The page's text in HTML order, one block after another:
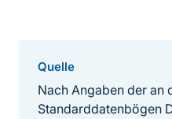
Quelle
Nach Angaben der an
Standarddatenbögen